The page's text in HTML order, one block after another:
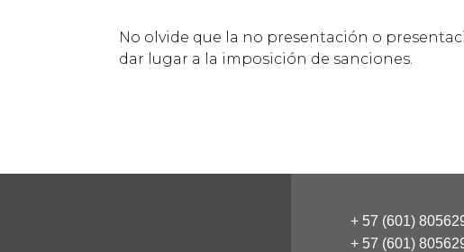
No olvide que la no presentación o
dar lugar a la imposición de sanciones.
+ 57 (601)
+ 57 (601)